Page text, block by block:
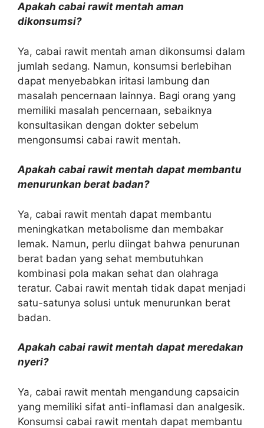
Apakah cabai rawit mentah aman
dikonsumsi?
Ya, cabai rawit mentah aman dikonsumsi dalam
jumlah sedang. Namun, konsumsi berlebihan
dapat menyebabkan iritasi lambung dan
masalah pencernaan lainnya. Bagi orang yang
memiliki masalah pencernaan, sebaiknya
konsultasikan dengan dokter sebelum
mengonsumsi cabai rawit mentah.
Apakah cabai rawit mentah dapat membantu
menurunkan berat badan?
Ya, cabai rawit mentah dapat membantu
meningkatkan metabolisme dan membakar
lemak. Namun, perlu diingat bahwa penurunan
berat badan yang sehat membutuhkan
kombinasi pola makan sehat dan olahraga
teratur. Cabai rawit mentah tidak dapat menjadi
satu-satunya solusi untuk menurunkan berat
badan.
Apakah cabai rawit mentah dapat meredakan
nyeri?
Ya, cabai rawit mentah mengandung capsaicin
yang memiliki sifat anti-inflamasi dan analgesik.
Konsumsi cabai rawit mentah dapat membantu